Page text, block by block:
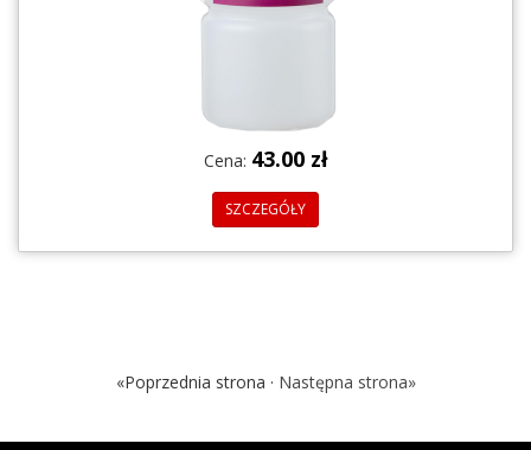
Cena: 43.00 zł
SZCZEGÓŁY
«Poprzednia strona · Następna strona»